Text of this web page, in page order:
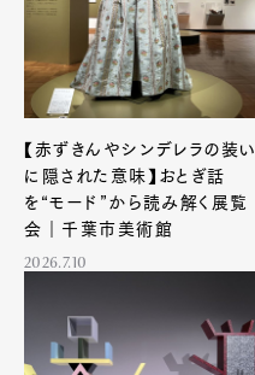
【赤ずきんやシンデレラの装い
に隠された意味】おとぎ話
を“モード”から読み解く展覧
会｜千葉市美術館
2026.7.10